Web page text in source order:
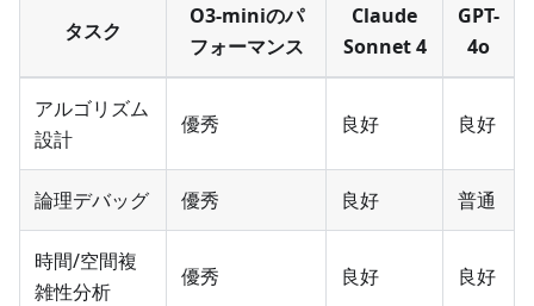
タスク
O3-miniのパ
フォーマンス
Claude
Sonnet 4
GPT-
4o
アルゴリズム
設計
優秀 良好 良好
論理デバッグ 優秀 良好 普通
時間/空間複
雑性分析
優秀 良好 良好